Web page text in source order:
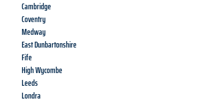
Cambridge
Coventry
Medway
East Dunbartonshire
Fife
High Wycombe
Leeds
Londra